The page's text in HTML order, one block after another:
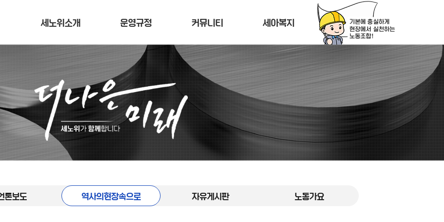
세노위소개 운영규정 커뮤니티 세아복지
론보도 역사의현장속으로 자유게시판 노동가요